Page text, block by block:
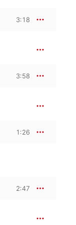
3:18
3:58
1:26
2:47